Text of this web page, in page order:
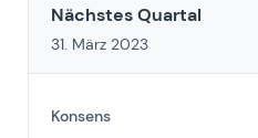
Nächstes Quartal
31. März 2023
Konsens